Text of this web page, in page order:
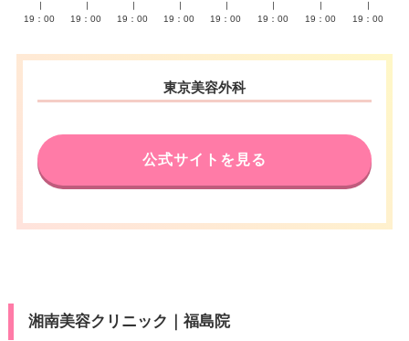
19：00
19：00
19：00
19：00
19：00
19：00
19：00
19：00
東京美容外科
公式サイトを見る
湘南美容クリニック｜福島院